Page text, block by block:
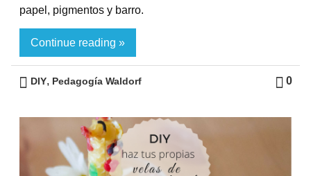
papel, pigmentos y barro.
Continue reading »
0
DIY, Pedagogía Waldorf